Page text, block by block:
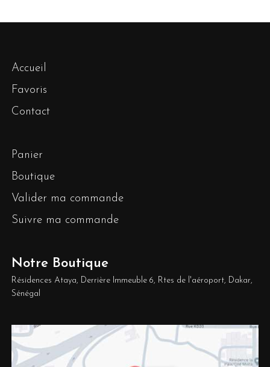
Accueil
Favoris
Contact
Panier
Boutique
Valider ma commande
Suivre ma commande
Notre Boutique
Résidences Ataya, Derrière Immeuble 6, Rtes de l'aéroport, Dakar,
Sénégal